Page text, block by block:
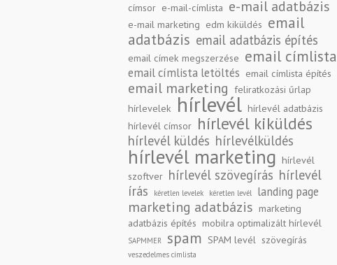
címsor e-mail-címlista e-mail adatbázis
e-mail marketing edm kiküldés email
adatbázis email adatbázis építés
email címek megszerzése email címlista
email címlista letöltés email címlista építés
email marketing feliratkozási űrlap
hírlevelek
hírlevél hírlevél adatbázis
hírlevél címsor hírlevél kiküldés
hírlevél küldés hírlevélküldés
hírlevél marketing hírlevél
szoftver hírlevél szövegírás hírlevél
írás
kéretlen levelek kéretlen levél landing page
marketing adatbázis marketing
adatbázis építés mobilra optimalizált hírlevél
SAPMMER spam SPAM levél szövegírás
veszedelmes címlista